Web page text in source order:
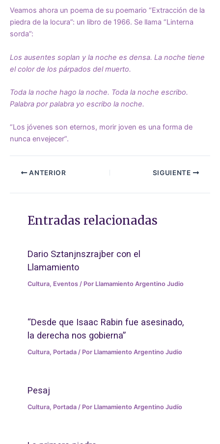
Veamos ahora un poema de su poemario “Extracción de la
piedra de la locura”: un libro de 1966. Se llama “Linterna
sorda”:
Los ausentes soplan y la noche es densa. La noche tiene
el color de los párpados del muerto.
Toda la noche hago la noche. Toda la noche escribo.
Palabra por palabra yo escribo la noche.
“Los jóvenes son eternos, morir joven es una forma de
nunca envejecer”.
ANTERIOR SIGUIENTE
Entradas relacionadas
Dario Sztanjnszrajber con el
Llamamiento
Cultura, Eventos / Por Llamamiento Argentino Judio
“Desde que Isaac Rabin fue asesinado,
la derecha nos gobierna”
Cultura, Portada / Por Llamamiento Argentino Judio
Pesaj
Cultura, Portada / Por Llamamiento Argentino Judío